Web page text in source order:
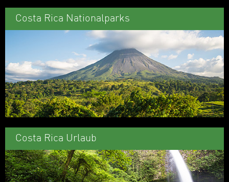
Costa Rica Nationalparks
Costa Rica Urlaub